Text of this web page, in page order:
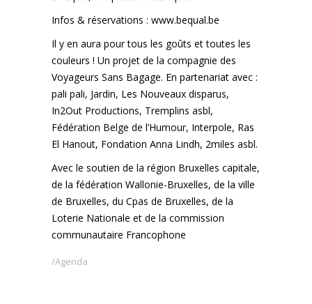
Infos & réservations : www.bequal.be
Il y en aura pour tous les goûts et toutes les
couleurs ! Un projet de la compagnie des
Voyageurs Sans Bagage. En partenariat avec :
pali pali, Jardin, Les Nouveaux disparus,
In2Out Productions, Tremplins asbl,
Fédération Belge de l’Humour, Interpole, Ras
El Hanout, Fondation Anna Lindh, 2miles asbl.
Avec le soutien de la région Bruxelles capitale,
de la fédération Wallonie-Bruxelles, de la ville
de Bruxelles, du Cpas de Bruxelles, de la
Loterie Nationale et de la commission
communautaire Francophone
Agenda